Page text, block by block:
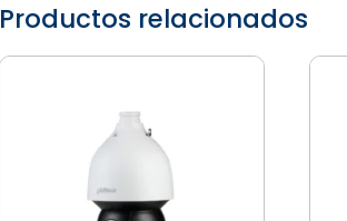
Productos relacionados